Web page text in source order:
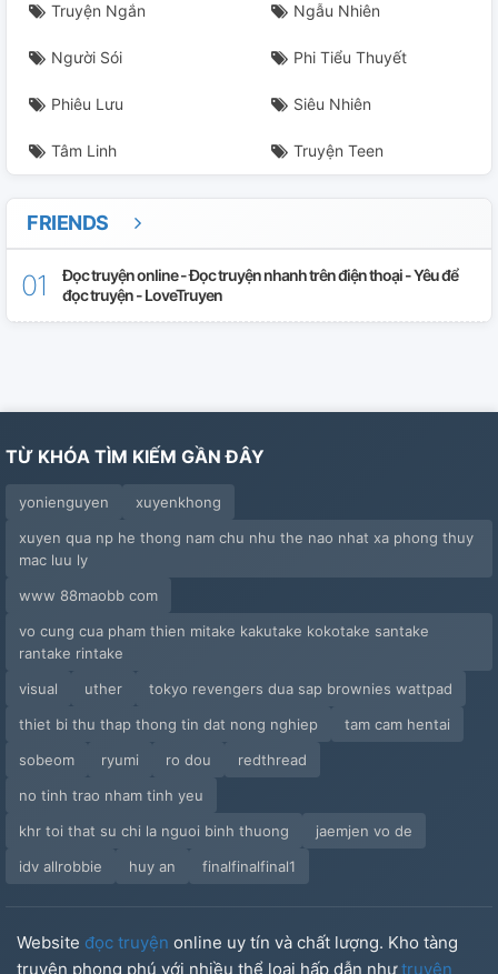
Truyện Ngắn Ngẫu Nhiên
Người Sói Phi Tiểu Thuyết
Phiêu Lưu Siêu Nhiên
Tâm Linh Truyện Teen
FRIENDS
Đọc truyện online - Đọc truyện nhanh trên điện thoại - Yêu để
đọc truyện - LoveTruyen
TỪ KHÓA TÌM KIẾM GẦN ĐÂY
yonienguyen
xuyenkhong
xuyen qua np he thong nam chu nhu the nao nhat xa phong thuy
mac luu ly
www 88maobb com
vo cung cua pham thien mitake kakutake kokotake santake
rantake rintake
visual
uther
tokyo revengers dua sap brownies wattpad
thiet bi thu thap thong tin dat nong nghiep
tam cam hentai
sobeom
ryumi ro dou
redthread
no tinh trao nham tinh yeu
khr toi that su chi la nguoi binh thuong
jaemjen vo de
idv allrobbie
huy an finalfinalfinal1
Website đọc truyện online uy tín và chất lượng. Kho tàng
truyện phong phú với nhiều thể loại hấp dẫn nhưtruyện